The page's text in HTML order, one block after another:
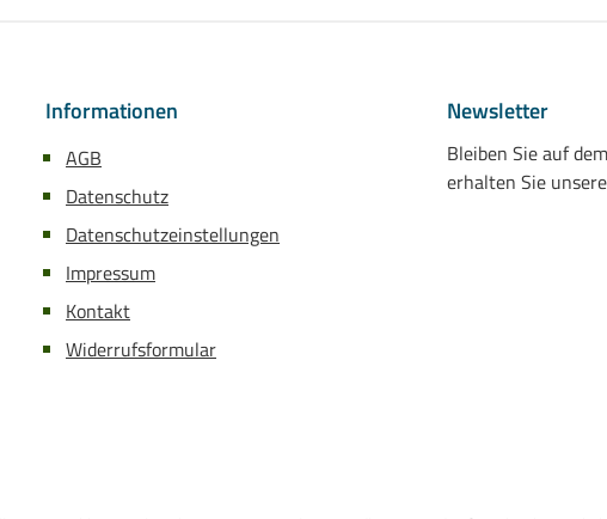
Informationen
AGB
Datenschutz
Datenschutzeinstellungen
Impressum
Kontakt
Widerrufsformular
Newsletter
Bleiben Sie auf
erhalten Sie